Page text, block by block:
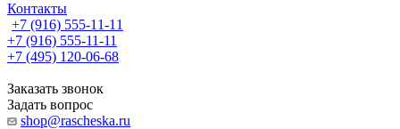
Контакты
+7 (916) 555-11-11
+7 (916) 555-11-11
+7 (495) 120-06-68
Заказать звонок
Задать вопрос
shop@rascheska.ru